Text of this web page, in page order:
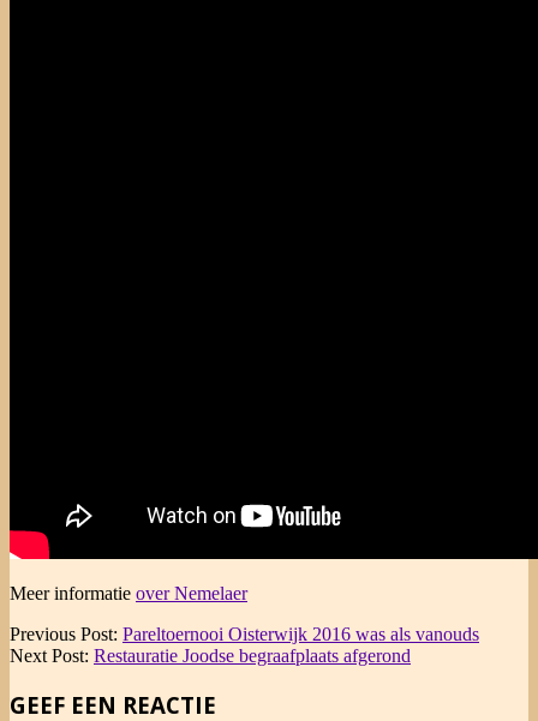
Meer informatie over Nemelaer
2016-
09-
Previous Post: Pareltoernooi Oisterwijk 2016 was als vanouds
Next Post: Restauratie Joodse begraafplaats afgerond
GEEF EEN REACTIE